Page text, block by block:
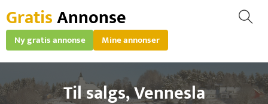
GratisAnnonse
Ny gratis annonse Mine annonser
Til salgs,Vennesla